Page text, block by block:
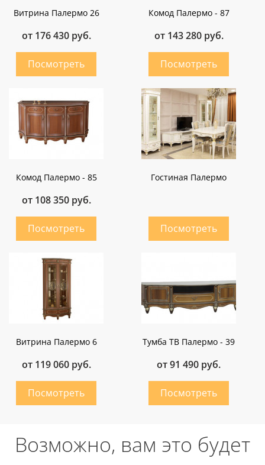
Витрина Палермо 26
от 176 430 руб.
Комод Палермо - 87
от 143 280 руб.
Комод Палермо - 85
от 108 350 руб.
Гостиная Палермо
Витрина Палермо 6
от 119 060 руб.
Тумба ТВ Палермо - 39
от 91 490 руб.
Возможно, вам это будет